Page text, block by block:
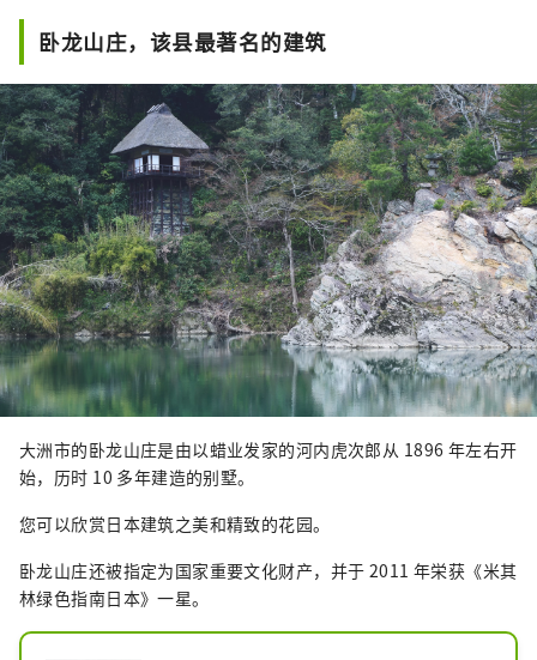
卧龙山庄，该县最著名的建筑
大洲市的卧龙山庄是由以蜡业发家的河内虎次郎从 1896 年左右开
始，历时 10 多年建造的别墅。
您可以欣赏日本建筑之美和精致的花园。
卧龙山庄还被指定为国家重要文化财产，并于 2011 年栄获《米其
林绿色指南日本》一星。